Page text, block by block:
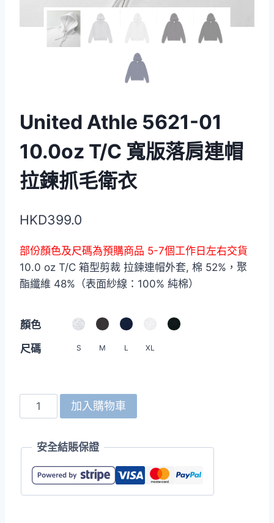
United Athle 5621-01
10.0oz T/C 寬版落肩連帽
拉鍊抓毛衛衣
HKD399.0
部份顏色及尺碼為預購商品 5-7個工作日左右交貨
10.0 oz T/C 箱型剪裁 拉鍊連帽外套, 棉 52%，聚
酯纖維 48%（表面紗線：100% 純棉）
顏色
尺碼
S M L XL
United
Athle
01
10.0oz
T/C
加入購物車
安全結賬保證